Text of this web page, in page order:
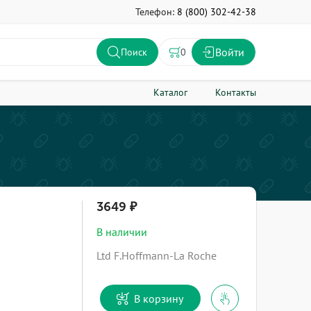
Телефон: 8 (800) 302-42-38
Поиск 0 Войти
Каталог Контакты
3649
В наличии
Ltd F.Hoffmann-La Roche
В корзину